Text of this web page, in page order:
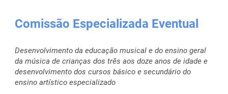
Comissão Especializada Eventual
Desenvolvimento da educação musical e do ensino geral
da música de crianças dos três aos doze anos de idade e
desenvolvimento dos cursos básico e secundário do
ensino artístico especializado